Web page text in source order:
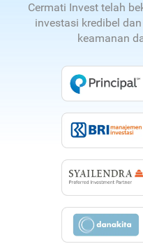
Cermati Invest telah
investasi kredibel
keamanan